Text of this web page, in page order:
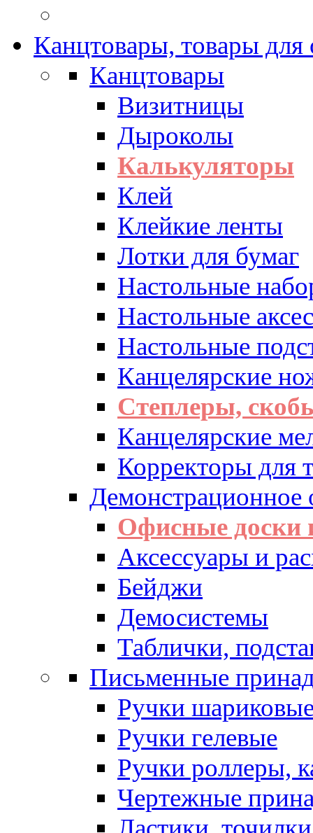
Канцтовары, товары для
Канцтовары
Визитницы
Дыроколы
Калькуляторы
Клей
Клейкие ленты
Лотки для бумаг
Настольные
Настольные
Настольные
Канцелярские
Степлеры,
Канцелярские
Корректоры для
Демонстрационное
Офисные доски
Аксессуары и
Бейджи
Демосистемы
Таблички,
Письменные
Ручки
Ручки гелевые
Ручки роллеры,
Чертежные